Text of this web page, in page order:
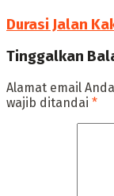
Durasi Jalan
Tinggalkan
Alamat email
wajib ditandai *